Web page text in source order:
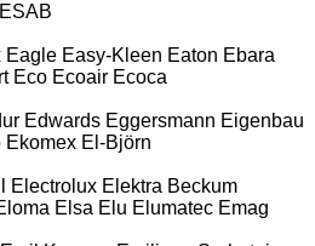
ESAB
Eagle Easy-Kleen Eaton Ebara
Eco Ecoair Ecoca
Edwards Eggersmann Eigenbau
Ekomex El-Björn
Electrolux Elektra Beckum
Elsa Elu Elumatec Emag